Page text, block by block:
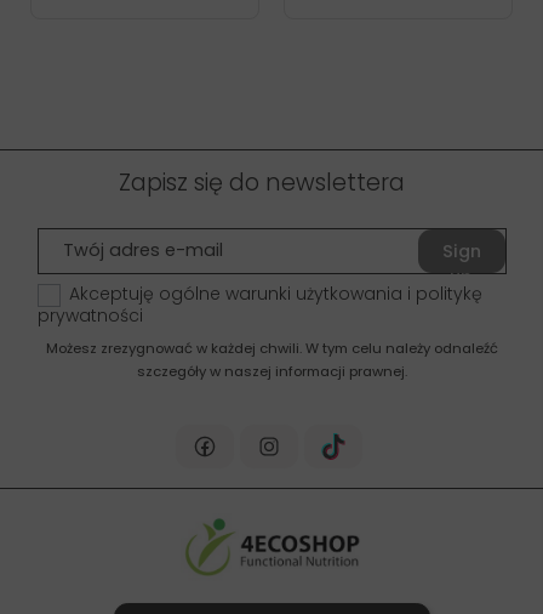
Zapisz się do newslettera
Sign
up
Akceptuję ogólne warunki użytkowania i politykę
prywatności
Możesz zrezygnować w każdej chwili. W tym celu należy odnaleźć
szczegóły w naszej informacji prawnej.